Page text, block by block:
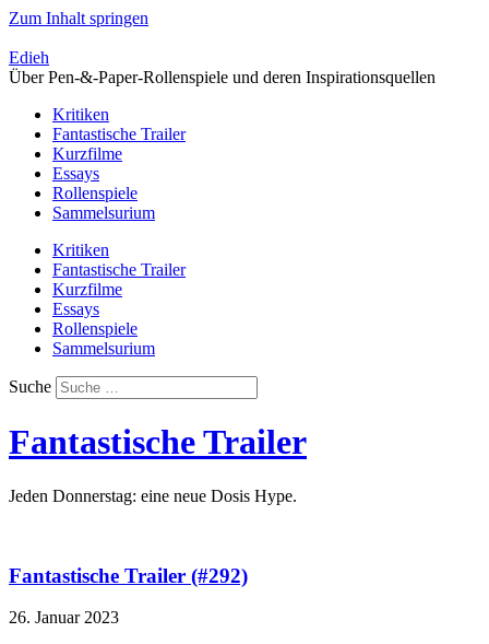
Zum Inhalt springen
Edieh
Über Pen-&-Paper-Rollenspiele und deren Inspirationsquellen
Kritiken
Fantastische Trailer
Kurzfilme
Essays
Rollenspiele
Sammelsurium
Kritiken
Fantastische Trailer
Kurzfilme
Essays
Rollenspiele
Sammelsurium
Suche
Fantastische Trailer
Jeden Donnerstag: eine neue Dosis Hype.
Fantastische Trailer (#292)
26. Januar 2023